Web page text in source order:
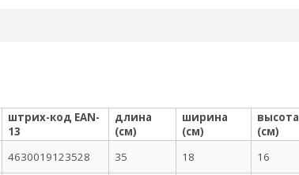
штрих-код EAN-
13
длина
(см)
ширина
(см)
высота
(см)
4630019123528 35 18 16